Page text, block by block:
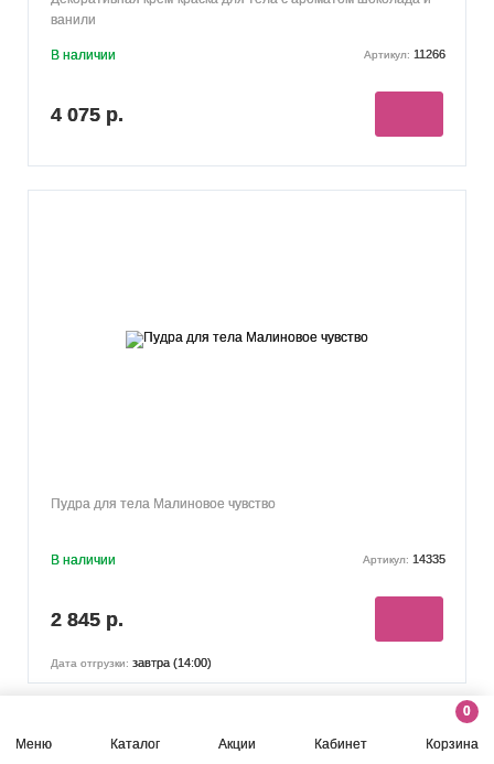
Меню Каталог Акции Кабинет
0
Корзина
ванили
В наличии Артикул: 11266
4 075 р.
Пудра для тела Малиновое чувство
В наличии Артикул: 14335
2 845 р.
Дата отгрузки: завтра (14:00)